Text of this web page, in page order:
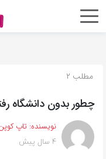
اشتراک
از
روش‌های
زیر
می‌توانید
مطلب ۲
چطور بدون دانشگاه
نویسنده: تاپ
۴ سال پیش